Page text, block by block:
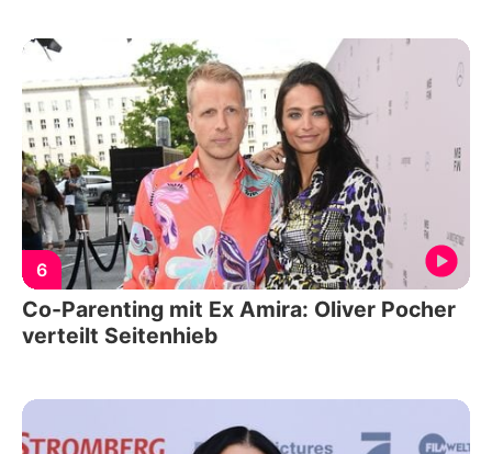
6
Co-Parenting mit Ex Amira: Oliver Pocher
verteilt Seitenhieb